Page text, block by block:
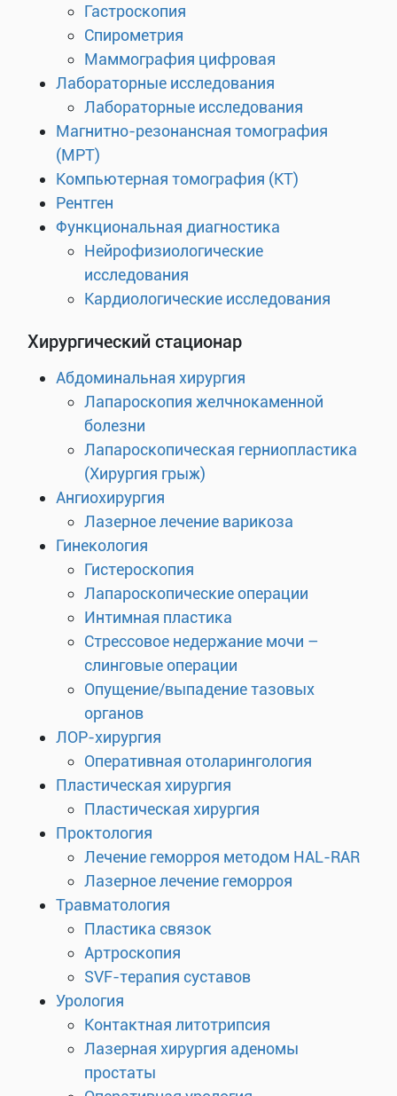
Гастроскопия
Спирометрия
Маммография цифровая
Лабораторные исследования
Лабораторные исследования
Магнитно-резонансная томография
(МРТ)
Компьютерная томография (КТ)
Рентген
Функциональная диагностика
Нейрофизиологические
исследования
Кардиологические исследования
Хирургический стационар
Абдоминальная хирургия
Лапароскопия желчнокаменной
болезни
Лапароскопическая герниопластика
(Хирургия грыж)
Ангиохирургия
Лазерное лечение варикоза
Гинекология
Гистероскопия
Лапароскопические операции
Интимная пластика
Стрессовое недержание мочи –
слинговые операции
Опущение/выпадение тазовых
органов
ЛОР-хирургия
Оперативная отоларингология
Пластическая хирургия
Пластическая хирургия
Проктология
Лечение геморроя методом HAL-RAR
Лазерное лечение геморроя
Травматология
Пластика связок
Артроскопия
SVF-терапия суставов
Урология
Контактная литотрипсия
Лазерная хирургия аденомы
простаты